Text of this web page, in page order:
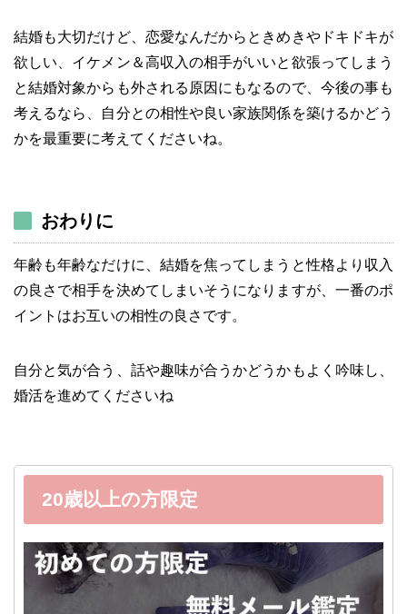
結婚も大切だけど、恋愛なんだからときめきやドキドキが
欲しい、イケメン＆高収入の相手がいいと欲張ってしまう
と結婚対象からも外される原因にもなるので、今後の事も
考えるなら、自分との相性や良い家族関係を築けるかどう
かを最重要に考えてくださいね。
おわりに
年齢も年齢なだけに、結婚を焦ってしまうと性格より収入
の良さで相手を決めてしまいそうになりますが、一番のポ
イントはお互いの相性の良さです。
自分と気が合う、話や趣味が合うかどうかもよく吟味し、
婚活を進めてくださいね
20歳以上の方限定